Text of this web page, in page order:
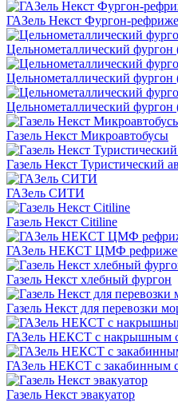
ГАЗель Некст Фургон-
Цельнометаллический фургон
Цельнометаллический фургон
Цельнометаллический фургон
Газель Некст Микроавтобусы
Газель Некст Туристический
ГАЗель СИТИ
Газель Некст Citiline
ГАЗель НЕКСТ ЦМФ
Газель Некст хлебный фургон
Газель Некст для перевозки
ГАЗель НЕКСТ с накрышным
ГАЗель НЕКСТ с закабинным
Газель Некст эвакуатор